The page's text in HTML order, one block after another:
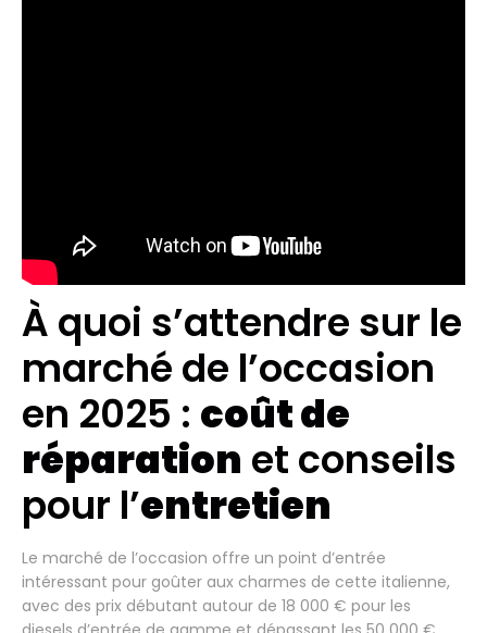
À quoi s’attendre sur le
marché de l’occasion
en 2025 : coût de
réparation et conseils
pour l’entretien
Le marché de l’occasion offre un point d’entrée
intéressant pour goûter aux charmes de cette italienne,
avec des prix débutant autour de 18 000 € pour les